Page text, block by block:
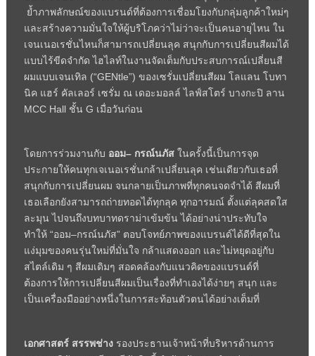
ย้ำภาพลักษณ์ของแบรนด์ที่ต้องการเชื่อมโยงกับกลุ่มลูกค้าใหม่ๆ
และสร้างความมั่นใจให้ผู้บริโภคว่าไม่ว่าจะเป็นคนอายุไหน ใน
เจนเนอเรชั่นไหนก็สามารถเปลี่ยนลุค สนุกกับการเปลี่ยนสีผมได้
แบบไร้ขีดจำกัด ไฮไลท์ในงานจัดเต็มกับประสบการณ์เปลี่ยนสี
ผมแบบเจนเทิล (“GENtle”) ของเซรั่มเปลี่ยนสีผม โลแลน โบทา
นิค แฮร์ คัลเลอร์ เซรั่ม ณ เดอะมอลล์ ไลฟ์สโตร์ บางกะปิ ลาน
MCC Hall ชั้น G เมื่อวันก่อน
โดยการร่วมงานกับ ออม– กรณ์นภัส ในครั้งนี้เป็นการจุด
ประกายให้คนทุกเจเนอเรชั่นกล้าเปลี่ยนลุค เช่นเดียวกับเธอที่
สนุกกับการเปลี่ยนผม จนกลายเป็นภาพที่ทุกคนจดจำได้ สีผมที่
เธอเลือกยังสามารถถ่ายทอดได้ทุกลุค ทุกอารมณ์ ตั้งแต่ลุคสดใส
ละมุน ไปจนถึงบทบาทดราม่าเข้มข้น ได้อย่างน่าประทับใจ
ทำให้ “ออม–กรณ์นภัส” ตอบโจทย์ภาพของแบรนด์ได้ดีที่สุดใน
แง่มุมของคนรุ่นใหม่ที่มั่นใจ กล้าแสดงออก และไม่หยุดอยู่กับ
สไตล์เดิม ๆ สีผมเดิมๆ สอดคล้องกับแนวคิดของแบรนด์ที่
ต้องการให้การเปลี่ยนสีผมเป็นเรื่องที่ทำเองได้ง่ายๆ สนุก และ
เป็นเครื่องมืออย่างหนึ่งในการสะท้อนตัวตนได้อย่างเต็มที่
เอกศาสตร์ สรรพช่างรองประธานเจ้าหน้าที่บริหารด้านการ